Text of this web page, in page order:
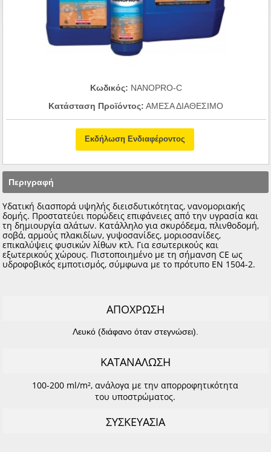
Κωδικός: NANOPRO-C
Κατάσταση Προϊόντος: ΑΜΕΣΑ ΔΙΑΘΕΣΙΜΟ
Εκδήλωση Ενδιαφέροντος
Περιγραφή
Υδατική διασπορά υψηλής διεισδυτικότητας, νανομοριακής
δομής. Προστατεύει πορώδεις επιφάνειες από την υγρασία και
τη δημιουργία αλάτων. Κατάλληλο για σκυρόδεμα, πλινθοδομή,
σοβά, αρμούς πλακιδίων, γυψοσανίδες, μοριοσανίδες,
επικαλύψεις φυσικών λίθων κτλ. Για εσωτερικούς και
εξωτερικούς χώρους. Πιστοποιημένο με τη σήμανση CΕ ως
υδροφοβικός εμποτισμός, σύμφωνα με το πρότυπο ΕΝ 1504-2.
ΑΠΟΧΡΩΣΗ
Λευκό (διάφανο όταν στεγνώσει).
ΚΑΤΑΝΑΛΩΣΗ
100-200 ml/m², ανάλογα με την απορροφητικότητα
του υποστρώματος.
ΣΥΣΚΕΥΑΣΙΑ